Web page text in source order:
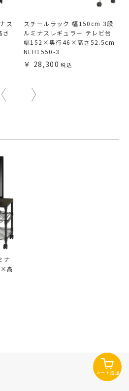
ス
スチールラック 幅150cm 3段
ルミナスレギュラー テレビ台
幅152×奥行46×高さ52.5cm
NLH1550-3
28,300
ナ
高
カート追加